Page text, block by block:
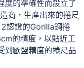
度的準確性而設立了
商，生產出來的捲尺
認證的Gorilla鋼捲
的精度，以貼近工
到歐盟精度的捲尺品